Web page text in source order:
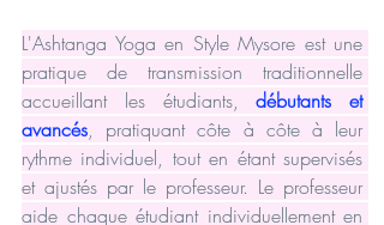
L'Ashtanga Yoga en Style Mysore est une
pratique de transmission traditionnelle
accueillant les étudiants, débutants et
avancés, pratiquant côte à côte à leur
rythme individuel, tout en étant supervisés
et ajustés par le professeur. Le professeur
aide chaque étudiant individuellement en